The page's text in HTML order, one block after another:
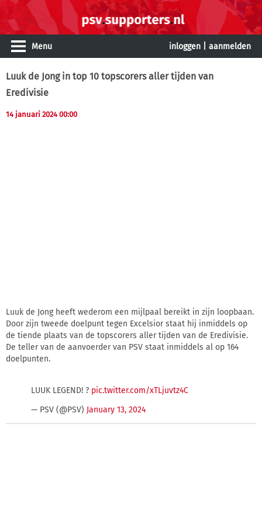
Menu inloggen aanmelden
Luuk de Jong in top 10 topscorers aller tijden van
Eredivisie
14 januari 2024 00:00
Luuk de Jong heeft wederom een mijlpaal bereikt in zijn loopbaan.
Door zijn tweede doelpunt tegen Excelsior staat hij inmiddels op
de tiende plaats van de topscorers aller tijden van de Eredivisie.
De teller van de aanvoerder van PSV staat inmiddels al op 164
doelpunten.
LUUK LEGEND! ? pic.twitter.com/xTLjuvtz4C
— PSV (@PSV) January 13, 2024